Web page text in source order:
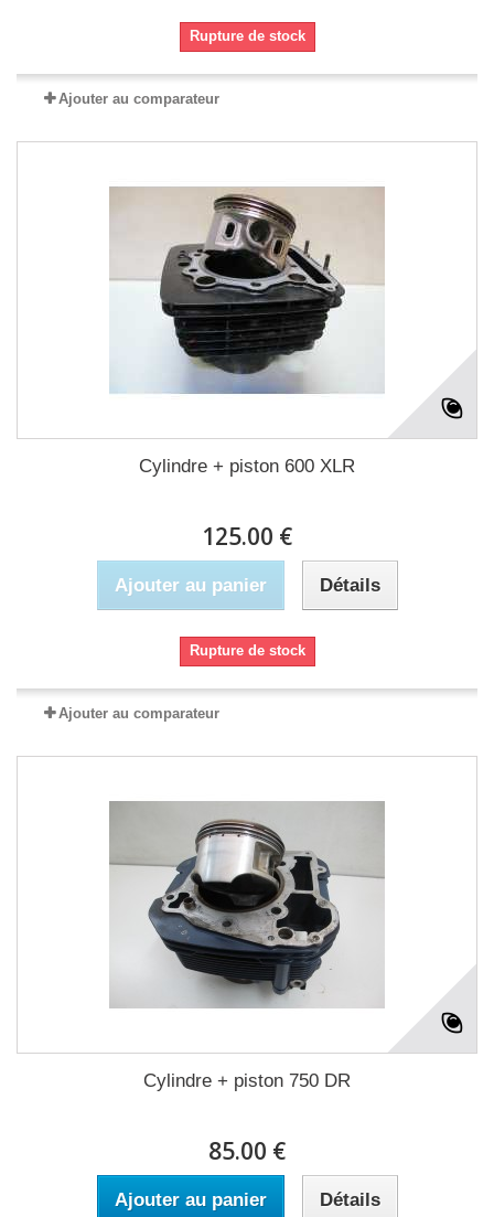
Rupture de stock
Ajouter au comparateur
Cylindre + piston 600 XLR
125.00 €
Ajouter au panier Détails
Rupture de stock
Ajouter au comparateur
Cylindre + piston 750 DR
85.00 €
Ajouter au panier Détails